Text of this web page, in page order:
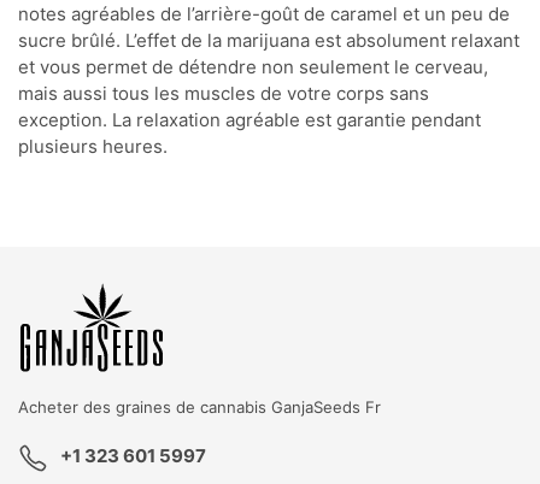
notes agréables de l’arrière-goût de caramel et un peu de
sucre brûlé. L’effet de la marijuana est absolument relaxant
et vous permet de détendre non seulement le cerveau,
mais aussi tous les muscles de votre corps sans
exception. La relaxation agréable est garantie pendant
plusieurs heures.
Acheter des graines de cannabis GanjaSeeds Fr
+1 323 601 5997